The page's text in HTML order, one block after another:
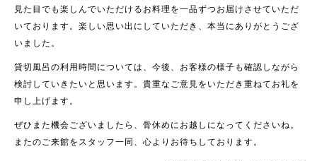
見た目でも楽しんでいただけるお料理を一品ずつお届けさせていただ
いております。楽しい思い出にしていただき、本当にありがとうござ
いました。
貸切風呂の利用時間については、今後、お客様の様子も確認しながら
検討していきたいと思います。貴重なご意見をいただき重ねてお礼を
申し上げます。
ぜひまた機会ございましたら、骨休めにお越しになってくださいね。
またのご来館をスタッフ一同、心よりお待ちしております。